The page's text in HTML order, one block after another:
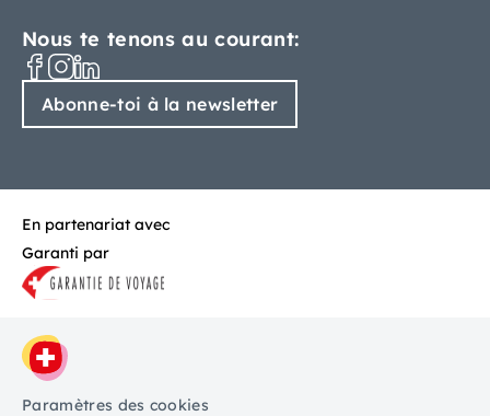
Nous te tenons au courant:
Abonne-toi à la newsletter
En partenariat avec
Garanti par
Paramètres des cookies